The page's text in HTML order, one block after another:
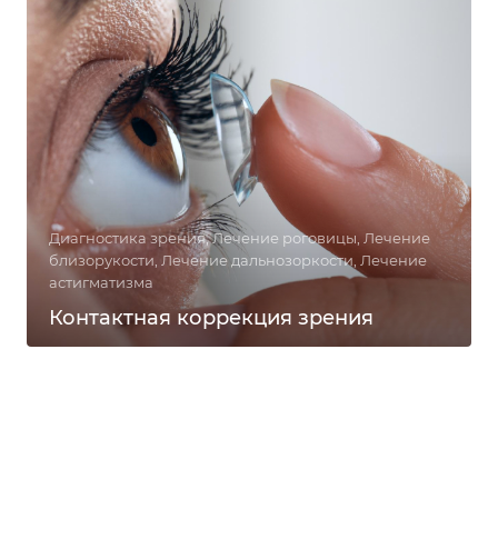
Диагностика зрения, Лечение роговицы, Лечение
близорукости, Лечение дальнозоркости, Лечение
астигматизма
Контактная коррекция зрения